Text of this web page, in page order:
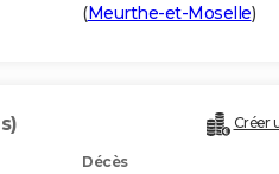
(Meurthe-et-Moselle)
Créer
Décès